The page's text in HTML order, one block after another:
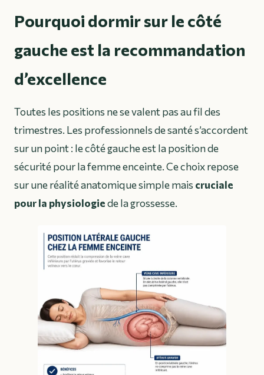
Pourquoi dormir sur le côté
gauche est la recommandation
d’excellence
Toutes les positions ne se valent pas au fil des
trimestres. Les professionnels de santé s’accordent
sur un point : le côté gauche est la position de
sécurité pour la femme enceinte. Ce choix repose
sur une réalité anatomique simple maiscruciale
pour la physiologiede la grossesse.